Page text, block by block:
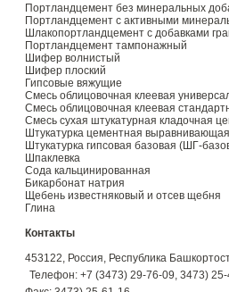
Портландцемент без минеральных
Портландцемент с активными
Шлакопортландцемент с добавками
Портландцемент тампонажный
Шифер волнистый
Шифер плоский
Гипсовые вяжущие
Смесь облицовочная клеевая
Смесь облицовочная клеевая
Смесь сухая штукатурная кладочная
Штукатурка цементная
Штукатурка гипсовая базовая (ШГ-
Шпаклевка
Сода кальцинированная
Бикарбонат натрия
Щебень известняковый и отсев щебня
Глина
Контакты
453122, Россия, Республика
Телефон: +7 (3473) 29-76-09, 3473) 25-